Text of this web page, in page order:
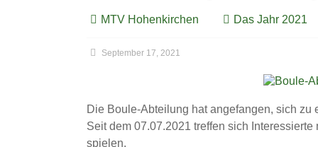
MTV Hohenkirchen Das Jahr 2021
September 17, 2021
Die Boule-Abteilung hat angefangen, sich zu
Seit dem 07.07.2021 treffen sich
spielen.